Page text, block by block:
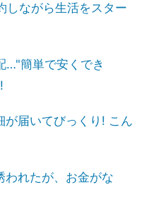
しながら生活をスター
…"簡単で安くでき
届いてびっくり! こん
われたが、お金がな